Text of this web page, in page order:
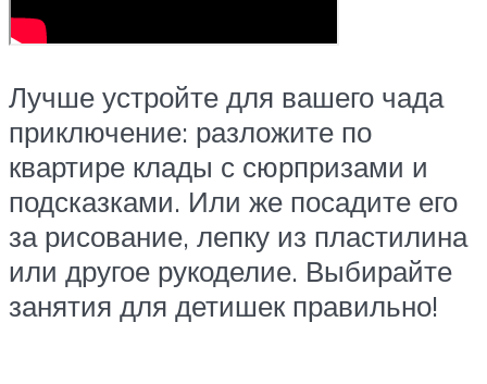
Лучше устройте для вашего чада
приключение: разложите по
квартире клады с сюрпризами и
подсказками. Или же посадите его
за рисование, лепку из пластилина
или другое рукоделие. Выбирайте
занятия для детишек правильно!